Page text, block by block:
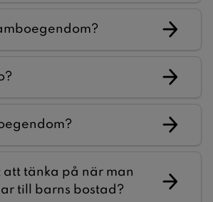
tänka på när man
till barns bostad?